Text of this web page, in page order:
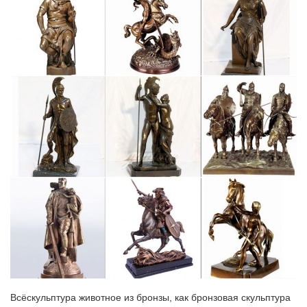
650 руб. Фигурка символ года Собака.
Статуэтки животных (Arora Design) купить в Москве
Статуэтки и фигурки животных.Фигурка собачки Fin. Купить.
Артикул 370 Фигурка собаки Sizzles 1 170 руб.Они
изображались на скалах, позже на стенах, были символами
жизни, силы, плодородия и многого другого.
Статуэтки собак, купить фигурку собаки в интернет-магазине…
Интернет-магазин Lares.ru предлагает Вам купить фигурку
собаки по низким ценам. В нашем каталоге вы можете
выбрать статуэтки собак с доставкой по Москве, а также всей
России.Их можно преподносить в качестве дара и
пожеланиями добра любому человеку, не…
Эскизы коллекции "Собаки, символ 2018 года"
В нашем интернет-магазине КТОТОТАМ.РФ можно купить
готовые подарки или образцы игрушек.на тему "В СТИЛЕ
ТРИКОЛОР".by kemtotut. Собака из фетра, коллекция
символов года.
Всёскульптура животное из бронзы, как бронзовая скульптура